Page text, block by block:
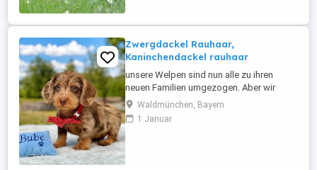
Zwergdackel Rauhaar,
Kaninchendackel rauhaar
unsere Welpen sind nun alle zu ihren
neuen Familien umgezogen. Aber wir
werden Mitte November wieder kleine
Rauhhaardackel haben. von der Größe
werden es Zwergdackel werden. also
Waldmünchen, Bayern
1 Januar